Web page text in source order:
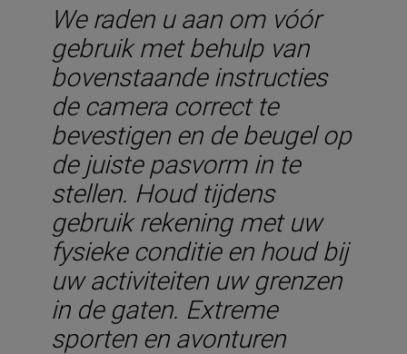
We raden u aan om vóór
gebruik met behulp van
bovenstaande instructies
de camera correct te
bevestigen en de beugel op
de juiste pasvorm in te
stellen. Houd tijdens
gebruik rekening met uw
fysieke conditie en houd bij
uw activiteiten uw grenzen
in de gaten. Extreme
sporten en avonturen